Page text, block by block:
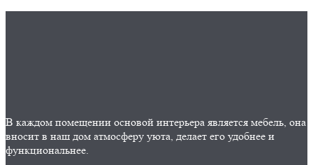
В каждом помещении основой интерьера является мебель, она
вносит в наш дом атмосферу уюта, делает его удобнее и
функциональнее.